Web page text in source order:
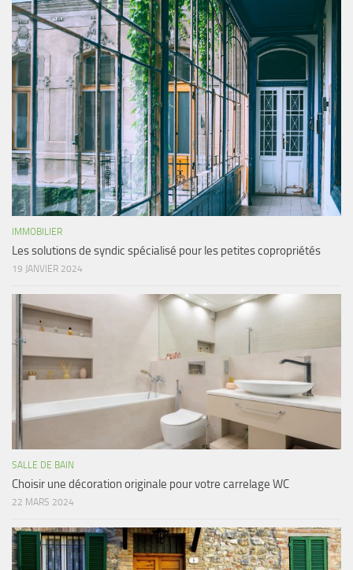
IMMOBILIER
Les solutions de syndic spécialisé pour les petites copropriétés
19 JANVIER 2024
SALLE DE BAIN
Choisir une décoration originale pour votre carrelage WC
22 MARS 2024